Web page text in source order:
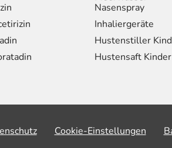
Nasenspray
Inhaliergeräte
Hustenstiller
Hustensaft Kinder
Cookie-Einstellungen